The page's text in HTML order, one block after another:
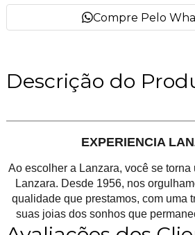
Compre Pelo
Descrição do
EXPERIENCIA
Ao escolher a Lanzara, você se
Lanzara. Desde 1956, nos
qualidade que prestamos, com uma
suas joias dos sonhos que